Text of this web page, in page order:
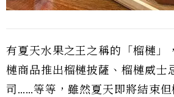
有夏天水果之王之稱的「榴槤」
槤商品推出榴槤披薩、榴槤威士
司……等等，雖然夏天即將結束